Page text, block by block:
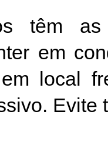
têm
em
local
Evite